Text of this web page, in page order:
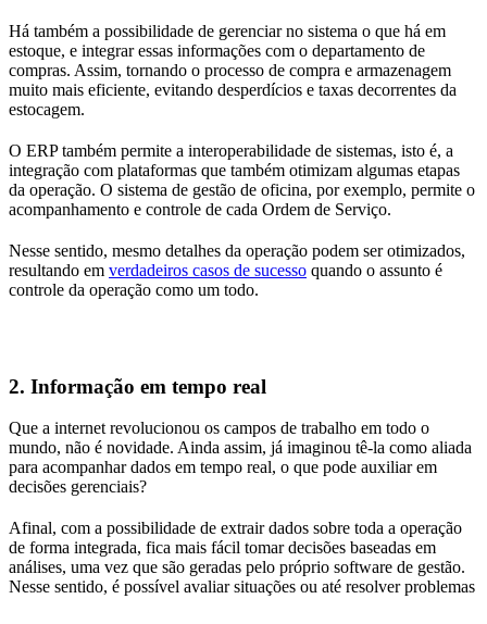
Há também a possibilidade de gerenciar no sistema o que há em
estoque, e integrar essas informações com o departamento de
compras. Assim, tornando o processo de compra e armazenagem
muito mais eficiente, evitando desperdícios e taxas decorrentes da
estocagem.
O ERP também permite a interoperabilidade de sistemas, isto é, a
integração com plataformas que também otimizam algumas etapas
da operação. O sistema de gestão de oficina, por exemplo, permite o
acompanhamento e controle de cada Ordem de Serviço.
Nesse sentido, mesmo detalhes da operação podem ser otimizados,
resultando em verdadeiros casos de sucesso quando o assunto é
controle da operação como um todo.
2. Informação em tempo real
Que a internet revolucionou os campos de trabalho em todo o
mundo, não é novidade. Ainda assim, já imaginou tê-la como aliada
para acompanhar dados em tempo real, o que pode auxiliar em
decisões gerenciais?
Afinal, com a possibilidade de extrair dados sobre toda a operação
de forma integrada, fica mais fácil tomar decisões baseadas em
análises, uma vez que são geradas pelo próprio software de gestão.
Nesse sentido, é possível avaliar situações ou até resolver problemas